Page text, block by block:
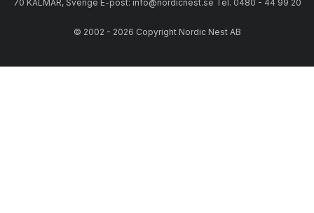
70 KALMAR, Sverige E-post: info@nordicnest.se Tel. 0480 - 44 99 20
© 2002 - 2026 Copyright Nordic Nest AB